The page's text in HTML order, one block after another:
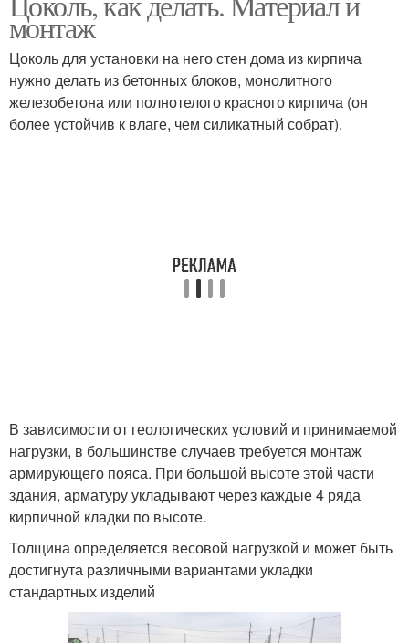
Цоколь в доме
монтаж
Цоколь для установки на него стен дома из кирпича
нужно делать из бетонных блоков, монолитного
железобетона или полнотелого красного кирпича (он
более устойчив к влаге, чем силикатный собрат).
В зависимости от геологических условий и принимаемой
нагрузки, в большинстве случаев требуется монтаж
армирующего пояса. При большой высоте этой части
здания, арматуру укладывают через каждые 4 ряда
кирпичной кладки по высоте.
Толщина определяется весовой нагрузкой и может быть
достигнута различными вариантами укладки
стандартных изделий